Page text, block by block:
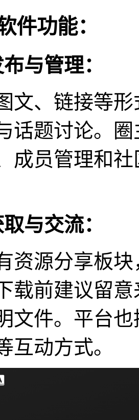
件功能：
与管理：
文、链接等
话题讨论。
成员管理和
与交流：
资源分享板
载前建议留意
文件。平台
互动方式。